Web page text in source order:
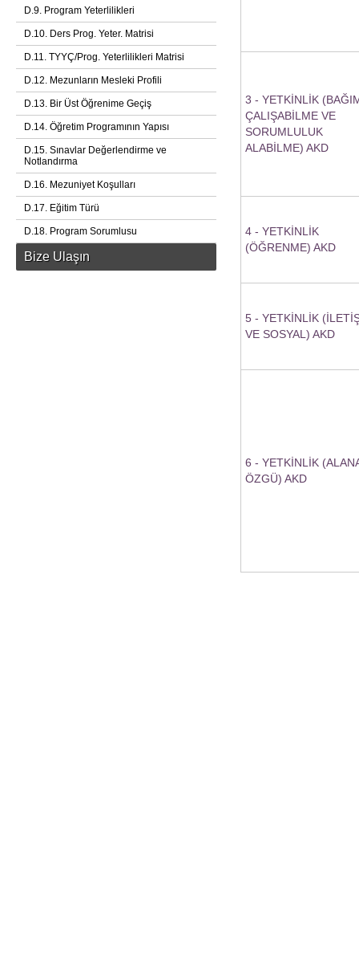
D.9. Program Yeterlilikleri
D.10. Ders Prog. Yeter. Matrisi
D.11. TYYÇ/Prog. Yeterlilikleri Matrisi
D.12. Mezunların Mesleki Profili
D.13. Bir Üst Öğrenime Geçiş
D.14. Öğretim Programının Yapısı
D.15. Sınavlar Değerlendirme ve
Notlandırma
D.16. Mezuniyet Koşulları
D.17. Eğitim Türü
D.18. Program Sorumlusu
Bize Ulaşın
3 - YETKİNLİK
ÇALIŞABİLME VE
SORUMLULUK
ALABİLME) AKD
4 - YETKİNLİK
(ÖĞRENME) AKD
5 - YETKİNLİK
VE SOSYAL) AKD
6 - YETKİNLİK
ÖZGÜ) AKD